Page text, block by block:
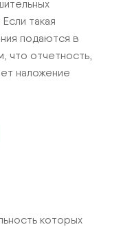
. Если такая
подаются в
что отчетность,
наложение
которых